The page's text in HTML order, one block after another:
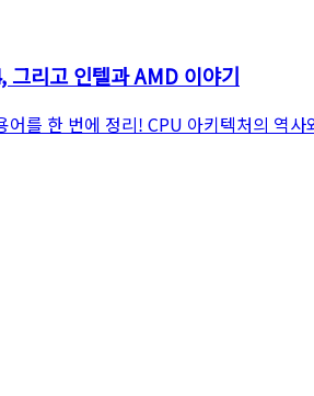
리고 인텔과 AMD 이야기
를 한 번에 정리! CPU 아키텍처의 역